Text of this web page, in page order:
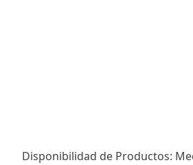
Disponibilidad de Productos: